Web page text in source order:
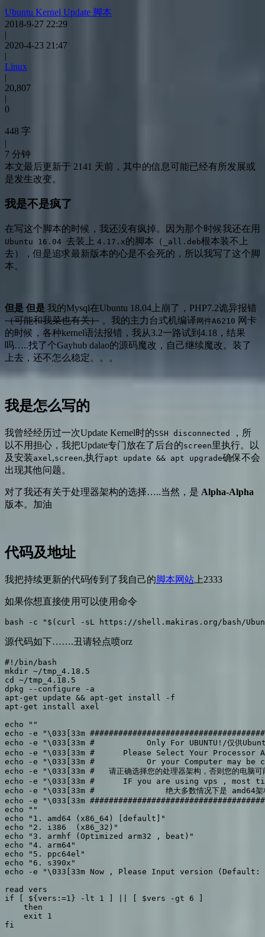
Ubuntu Kernel Update 脚本
2018-9-27 22:29
|
2020-4-23 21:47
|
Linux
|
20,807
|
0
448 字
|
7 分钟
本文最后更新于 2141 天前，其中的信息可能已经有所发展或
是发生改变。
我是不是疯了
在写这个脚本的时候，我还没有疯掉。因为那个时候我还在用
Ubuntu 16.04 去装上 4.17.x的脚本（ _all.deb根本装不上
去），但是追求最新版本的心是不会死的，所以我写了这个脚
本。
但是 但是 我的Mysql在Ubuntu 18.04上崩了，PHP7.2诡异报错
（可能和我菜也有关） 。我的主力台式机编译 网件A6210 网卡
的时候，各种kernel语法报错，我从3.2一路试到4.18，结果
吗…..找了个Gayhub dalao的源码魔改，自己继续魔改。装了
上去，还不怎么稳定。。。
我是怎么写的
我曾经经历过一次Update Kernel时的SSH disconnected
，所
以不用担心，我把Update专门放在了后台的screen里执行。以
及安装axel ,screen,执行apt update && apt upgrade确保不会
出现其他问题。
对了我还有关于处理器架构的选择…..当然，是 Alpha-Alpha
版本。加油
代码及地址
我把持续更新的代码传到了我自己的脚本网站 上2333
如果你想直接使用可以使用命令
bash -c "$(curl -sL https://shell.makiras.org/bash/
源代码如下…….丑请轻点喷orz
#!/bin/bash
mkdir ~/tmp_4.18.5
cd ~/tmp_4.18.5
dpkg --configure -a
apt-get update && apt-get install -f
apt-get install axel
echo ""
echo -e "\033[33m
echo -e "\033[33m #           Only For UBUNTU!/仅供
echo -e "\033[33m #      Please Select Your
echo -e "\033[33m #           Or your Computer may
echo -e "\033[33m #   请正确选择您的处理器架构，否则您的电
echo -e "\033[33m #      IF you are using vps , most
echo -e "\033[33m #               绝大多数情况下是
echo -e "\033[33m
echo ""
echo "1. amd64 (x86_64) [default]"
echo "2. i386  (x86_32)"
echo "3. armhf (Optimized arm32 , beat)"
echo "4. arm64"
echo "5. ppc64el"
echo "6. s390x"
echo -e "\033[33m Now , Please Input version (Default:
read vers
if [ ${vers:=1} -lt 1 ] || [ $vers -gt 6 ]
    then
    exit 1
fi